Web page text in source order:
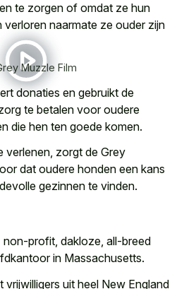
te zorgen of omdat ze hun
verloren naarmate ze ouder zijn
Muzzle Film
donaties en gebruikt de
te betalen voor oudere
die hen ten goede komen.
verlenen, zorgt de Grey
dat oudere honden een kans
gezinnen te vinden.
non-profit, dakloze, all-breed
in Massachusetts.
vrijwilligers uit heel New England